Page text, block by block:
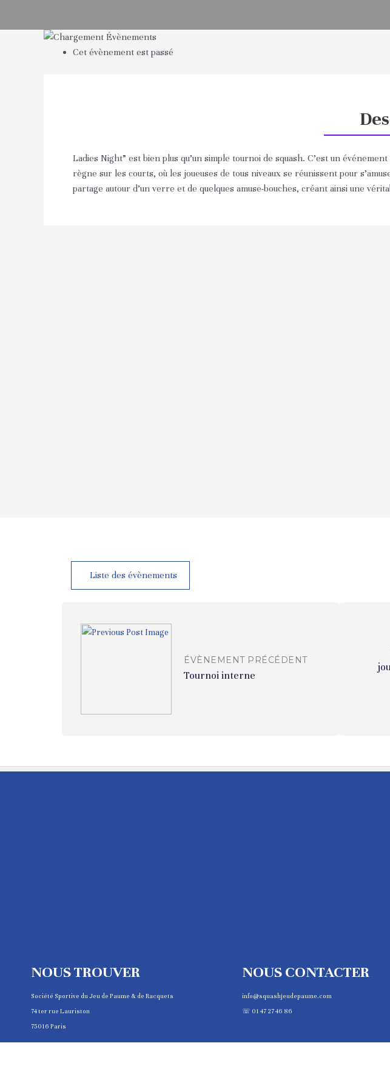
Cet évènement est passé
Ladies Night” est bien plus qu’un simple tournoi de squash. C’est un
règne sur les courts, où les joueuses de tous niveaux se réunissent pour
partage autour d’un verre et de quelques amuse-bouches, créant ainsi une
Liste des évènements
ÉVÈNEMENT PRÉCÉDENT
Tournoi interne
NOUS TROUVER
Société Sportive du Jeu de Paume & de Racquets
74 ter rue Lauriston
75016 Paris
NOUS CONTACTER
info@squashjeudepaume.com
☏ 01 47 27 46 86